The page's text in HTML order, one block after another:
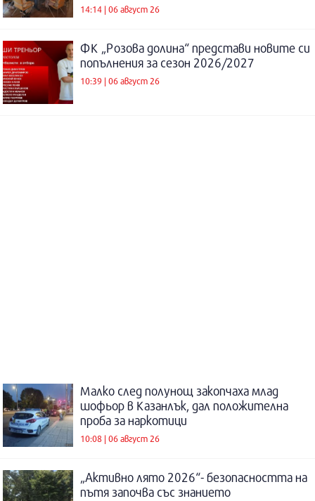
14:14 | 06 август 26
ФК „Розова долина“ представи новите си
попълнения за сезон 2026/2027
10:39 | 06 август 26
Малко след полунощ закопчаха млад
шофьор в Казанлък, дал положителна
проба за наркотици
10:08 | 06 август 26
„Активно лято 2026“- безопасността на
пътя започва със знанието